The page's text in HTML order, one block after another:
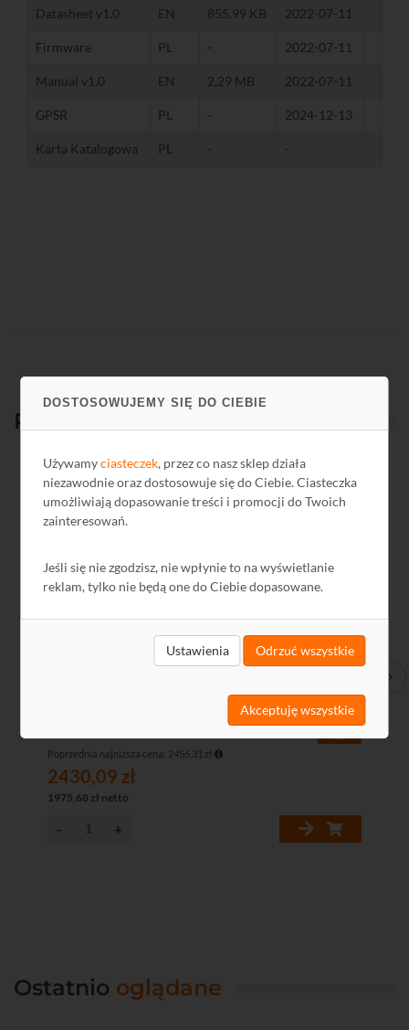
DOSTOSOWUJEMY SIĘ DO CIEBIE
Używamyciasteczek, przez co nasz sklep działa
niezawodnie oraz dostosowuje się do Ciebie. Ciasteczka
umożliwiają dopasowanie treści i promocji do Twoich
zainteresowań.
Jeśli się nie zgodzisz, nie wpłynie to na wyświetlanie
reklam, tylko nie będą one do Ciebie dopasowane.
Ustawienia Odrzuć wszystkie
Akceptuję wszystkie
Datasheet v1.0 EN 855,99 KB 2022-07-11
Firmware PL - 2022-07-11
Manual v1.0 EN 2,29 MB 2022-07-11
GPSR PL - 2024-12-13
Karta Katalogowa PL - -
Produkty
Kod: G75014
-4%
Poprzednia najniższa cena: 2456,31 zł
2430,09 zł
1975,68 zł netto
Ostatnio oglądane